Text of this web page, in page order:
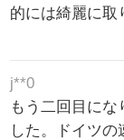
的には綺麗に取
j**0
もう二回目にな
した。ドイツ